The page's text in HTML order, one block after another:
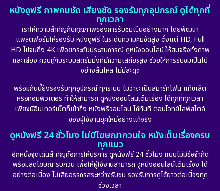
หนังดูฟรี ภาพคมชัด เสียงชัด รองรับทุกอุปกรณ์ ดูได้ทุกที่
ทุกเวลา
เราให้ความสำคัญกับคุณภาพของการรับชมเป็นอย่างมาก โดยพัฒนา
แพลตฟอร์มให้รองรับ หนังดูฟรี ในระดับความคมชัดสูง ตั้งแต่ HD, Full
HD ไปจนถึง 4K เพื่อยกระดับประสบการณ์ ดูหนังออนไลน์ ให้สมจริงทั้งภาพ
และเสียง ควบคู่กับระบบสตรีมมิ่งที่มีความเสถียรสูง ช่วยให้การรับชมเป็นไป
อย่างลื่นไหล ไม่มีสะดุด
พร้อมกันนี้ยังรองรับทุกอุปกรณ์ ทุกระบบ ไม่ว่าจะเป็นสมาร์ทโฟน แท็บเล็ต
หรือคอมพิวเตอร์ ทำให้สามารถ ดูหนังออนไลน์เต็มเรื่อง ได้ทุกที่ทุกเวลา
เพียงมีอินเทอร์เน็ตก็เข้าถึง หนังฟรีออนไลน์ ได้ทันที ตอบโจทย์ไลฟ์สไตล์
ของผู้ใช้งานยุคใหม่อย่างแท้จริง
ดูหนังฟรี 24 ชั่วโมง ไม่มีโฆษณากวนใจ หนังเต็มเรื่องครบ
ทุกแนว
อีกหนึ่งจุดเด่นสำคัญคือการให้บริการ ดูหนังฟรี 24 ชั่วโมง แบบไม่มีข้อจำกัด
พร้อมลดโฆษณารบกวน เพื่อให้ผู้ใช้งานสามารถ ดูหนังออนไลน์เต็มเรื่อง ได้
อย่างต่อเนื่อง ไม่เสียอรรถรสระหว่างรับชม รองรับการดูได้ยาวต่อเนื่องทุก
ช่วงเวลา